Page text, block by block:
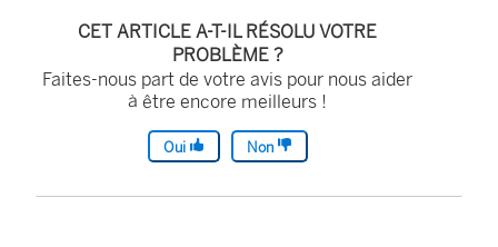
CET ARTICLE A-T-IL RÉSOLU VOTRE
PROBLÈME ?
Faites-nous part de votre avis pour nous aider
à être encore meilleurs !
Oui Non